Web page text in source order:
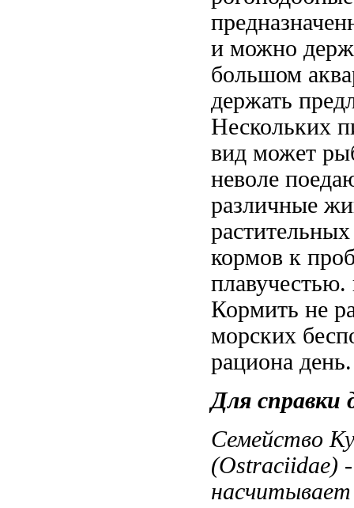
и можно
большом
держать
Нескольких
вид может
неволе
различные
растительных
кормов к
плавучестью.
Кормить не
морских
рациона день.
Для справки
Семейство
(Ostraciidae)